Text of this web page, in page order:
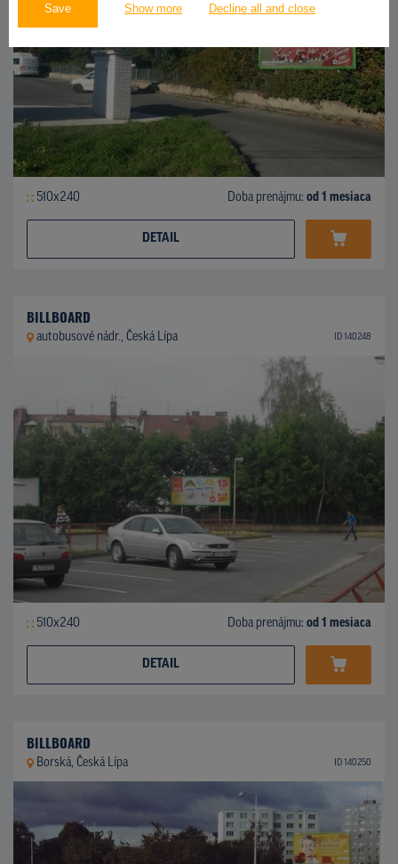
Save Show more Decline all and close
510x240 Doba prenájmu: od 1 mesiaca
DETAIL
BILLBOARD
autobusové nádr., Česká Lípa ID 140248
510x240 Doba prenájmu: od 1 mesiaca
DETAIL
BILLBOARD
Borská, Česká Lípa ID 140250